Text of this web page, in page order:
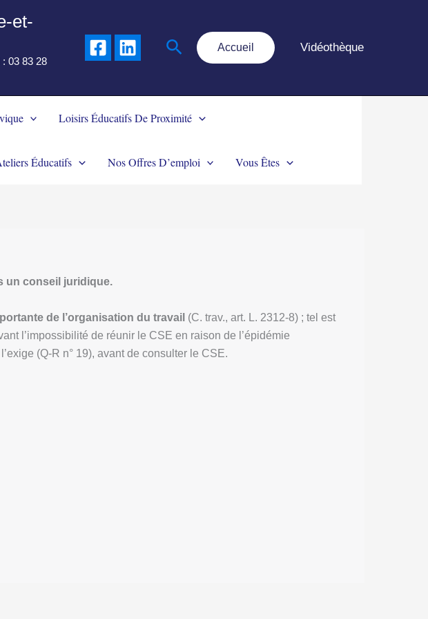
et-
03 83 28
Rechercher
Accueil Vidéothèque
Loisirs Éducatifs De Proximité
Éducatifs Nos Offres D’emploi Vous Êtes
un conseil juridique.
de l’organisation du travail (C. trav., art. L. 2312-8) ; tel est
l’impossibilité de réunir le CSE en raison de l’épidémie
(Q-R n° 19), avant de consulter le CSE.